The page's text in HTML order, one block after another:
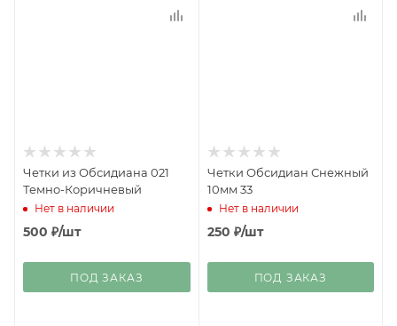
Четки из Обсидиана 021
Темно-Коричневый
Нет в наличии
500 ₽/шт
ПОД ЗАКАЗ
Четки Обсидиан Снежный
10мм 33
Нет в наличии
250 ₽/шт
ПОД ЗАКАЗ